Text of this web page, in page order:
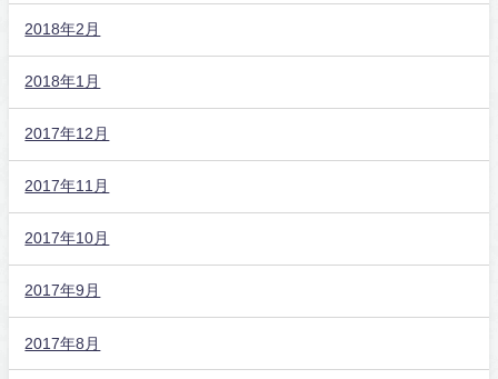
2018年2月
2018年1月
2017年12月
2017年11月
2017年10月
2017年9月
2017年8月